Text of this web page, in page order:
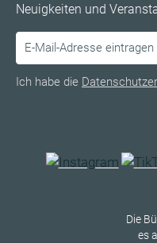
Neuigkeiten und
Ich habe die
Die
es